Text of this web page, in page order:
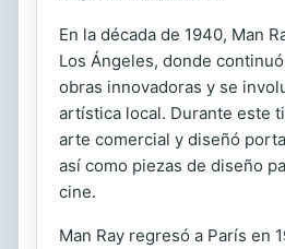
En la década de 1940, Man
Los Ángeles, donde
obras innovadoras y se
artística local. Durante este
arte comercial y diseñó
así como piezas de diseño
cine.
Man Ray regresó a París en